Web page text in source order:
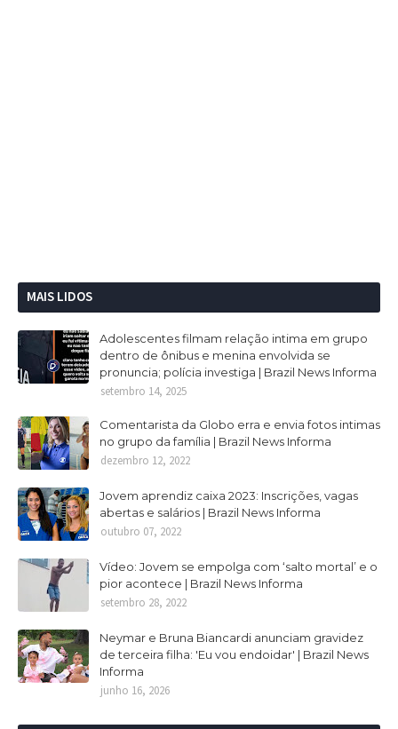
MAIS LIDOS
Adolescentes filmam relação intima em grupo
dentro de ônibus e menina envolvida se
pronuncia; polícia investiga | Brazil News Informa
setembro 14, 2025
Comentarista da Globo erra e envia fotos intimas
no grupo da família | Brazil News Informa
dezembro 12, 2022
Jovem aprendiz caixa 2023: Inscrições, vagas
abertas e salários | Brazil News Informa
outubro 07, 2022
Vídeo: Jovem se empolga com ‘salto mortal’ e o
pior acontece | Brazil News Informa
setembro 28, 2022
Neymar e Bruna Biancardi anunciam gravidez
de terceira filha: 'Eu vou endoidar' | Brazil News
Informa
junho 16, 2026